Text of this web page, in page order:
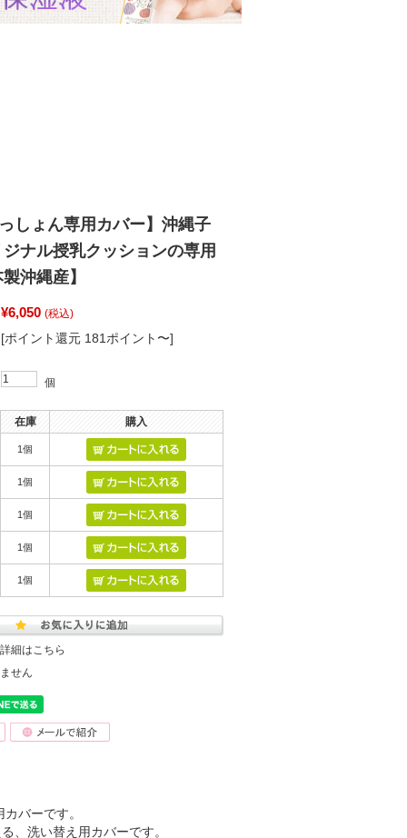
しょん専用カバー】沖縄子
ナル授乳クッションの専用
沖縄産】
¥6,050 (税込)
[ポイント還元 181ポイント〜]
個
在庫 購入
1個
1個
1個
1個
1個
細はこちら
せん
バーです。
、洗い替え用カバーです。